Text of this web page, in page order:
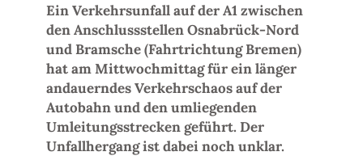
Ein Verkehrsunfall auf der A1 zwischen
den Anschlussstellen Osnabrück-Nord
und Bramsche (Fahrtrichtung Bremen)
hat am Mittwochmittag für ein länger
andauerndes Verkehrschaos auf der
Autobahn und den umliegenden
Umleitungsstrecken geführt. Der
Unfallhergang ist dabei noch unklar.